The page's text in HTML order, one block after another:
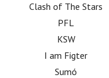
Clash of The Stars
PFL
KSW
I am Figter
Sumó